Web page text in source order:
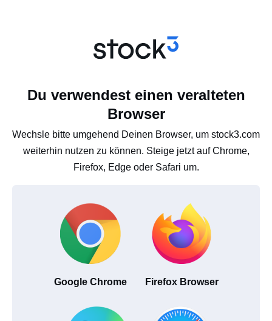
Du verwendest einen veralteten
Browser
Wechsle bitte umgehend Deinen Browser, um stock3.com
weiterhin nutzen zu können. Steige jetzt auf Chrome,
Firefox, Edge oder Safari um.
Google Chrome Firefox Browser